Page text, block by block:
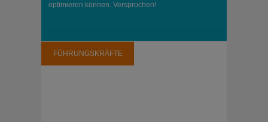
optimieren können. Versprochen!
FÜHRUNGSKRÄFTE